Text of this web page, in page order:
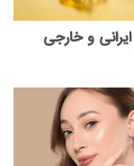
و خارجی